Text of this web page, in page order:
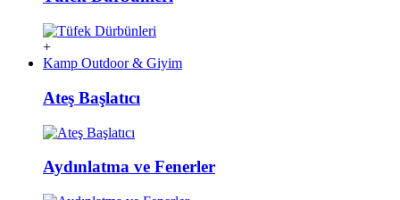
+
Kamp Outdoor & Giyim
Ateş Başlatıcı
Aydınlatma ve Fenerler